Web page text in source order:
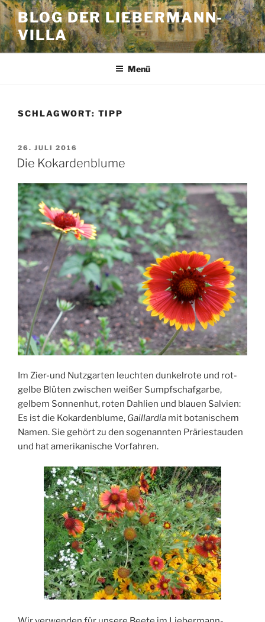
Zum
Inhalt
springen
BLOG DER LIEBERMANN-
VILLA
Menü
SCHLAGWORT: TIPP
VERÖFFENTLICHT
AM
26. JULI 2016
Die Kokardenblume
Im Zier-und Nutzgarten leuchten dunkelrote und rot-
gelbe Blüten zwischen weißer Sumpfschafgarbe,
gelbem Sonnenhut, roten Dahlien und blauen Salvien:
Es ist die Kokardenblume, Gaillardia mit botanischem
Namen. Sie gehört zu den sogenannten Präriestauden
und hat amerikanische Vorfahren.